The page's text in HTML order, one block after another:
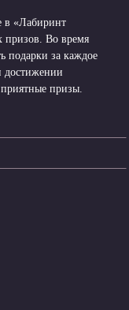
в «Лабиринт
призов. Во время
подарки за каждое
достижении
призы.